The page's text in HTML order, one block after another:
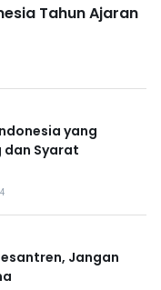
Tahun Ajaran
yang
dan Syarat
Jangan